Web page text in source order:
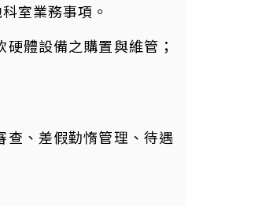
室業務事項。
體設備之購置與維管；
查、差假勤惰管理、待遇